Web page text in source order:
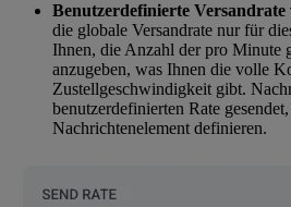
Benutzerdefinierte Versandrate
die globale Versandrate nur für
Ihnen, die Anzahl der pro Minute
anzugeben, was Ihnen die volle
Zustellgeschwindigkeit gibt.
benutzerdefinierten Rate
Nachrichtenelement definieren.